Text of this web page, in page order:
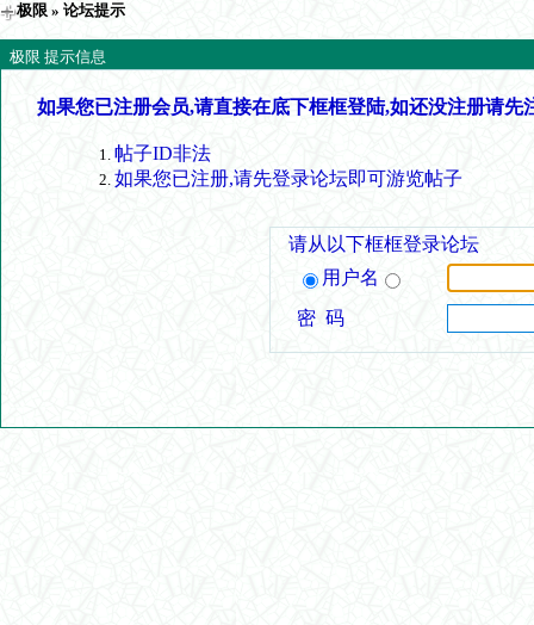
极限 » 论坛提示
极限 提示信息
如果您已注册会员,请直接在底下框框登陆,如还没注册请先
帖子ID非法
如果您已注册,请先登录论坛即可游览帖子
请从以下框框登录论坛
用户名
密 码